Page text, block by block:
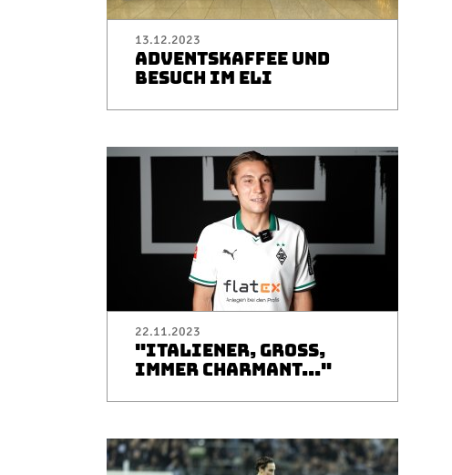
13.12.2023
ADVENTSKAFFEE UND
BESUCH IM ELI
22.11.2023
"ITALIENER, GROSS, I
MMER CHARMANT..."